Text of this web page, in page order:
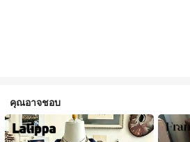
คุณอาจชอบ